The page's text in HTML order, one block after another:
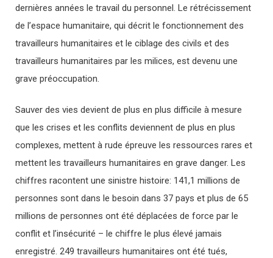
dernières années le travail du personnel. Le rétrécissement
de l’espace humanitaire, qui décrit le fonctionnement des
travailleurs humanitaires et le ciblage des civils et des
travailleurs humanitaires par les milices, est devenu une
grave préoccupation.
Sauver des vies devient de plus en plus difficile à mesure
que les crises et les conflits deviennent de plus en plus
complexes, mettent à rude épreuve les ressources rares et
mettent les travailleurs humanitaires en grave danger. Les
chiffres racontent une sinistre histoire: 141,1 millions de
personnes sont dans le besoin dans 37 pays et plus de 65
millions de personnes ont été déplacées de force par le
conflit et l’insécurité – le chiffre le plus élevé jamais
enregistré. 249 travailleurs humanitaires ont été tués,